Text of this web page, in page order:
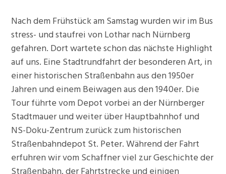
Nach dem Frühstück am Samstag wurden wir im Bus
stress- und staufrei von Lothar nach Nürnberg
gefahren. Dort wartete schon das nächste Highlight
auf uns. Eine Stadtrundfahrt der besonderen Art, in
einer historischen Straßenbahn aus den 1950er
Jahren und einem Beiwagen aus den 1940er. Die
Tour führte vom Depot vorbei an der Nürnberger
Stadtmauer und weiter über Hauptbahnhof und
NS-Doku-Zentrum zurück zum historischen
Straßenbahndepot St. Peter. Während der Fahrt
erfuhren wir vom Schaffner viel zur Geschichte der